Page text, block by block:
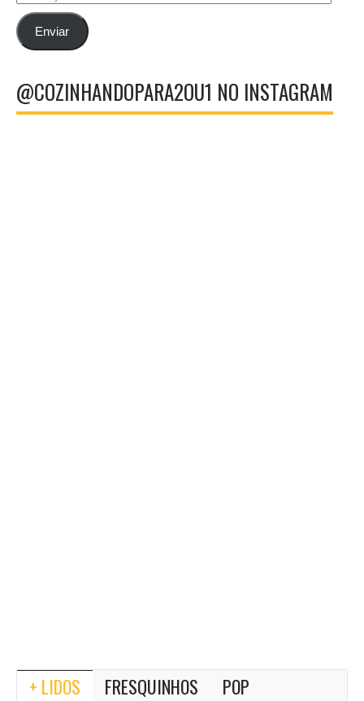
emailEnviar
@COZINHANDOPARA2OU1 NO INSTAGRAM
+ LIDOS FRESQUINHOS POP